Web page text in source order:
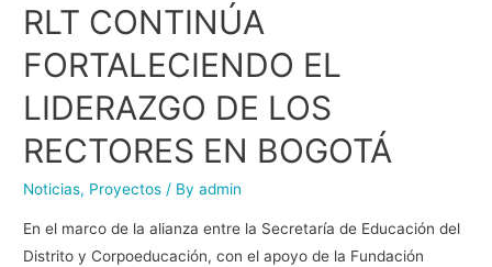
RLT CONTINÚA
FORTALECIENDO EL
LIDERAZGO DE LOS
RECTORES EN BOGOTÁ
Noticias, Proyectos / Byadmin
En el marco de la alianza entre la Secretaría de Educación del
Distrito y Corpoeducación, con el apoyo de la Fundación